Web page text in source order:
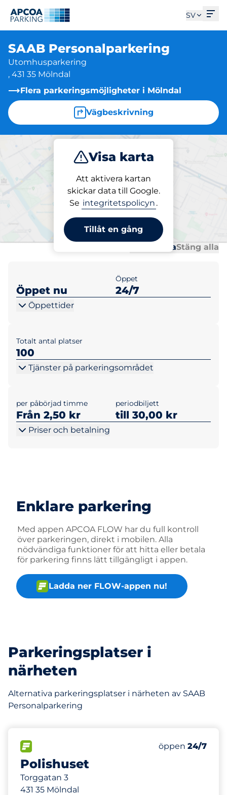
SV
SAAB Personalparkering
Utomhusparkering
, 431 35 Mölndal
Flera parkeringsmöjligheter i Mölndal
Vägbeskrivning
Visa karta
Att aktivera kartan
skickar data till Google.
Se integritetspolicyn .
Tillåt en gång
Parkera
Parkering på plats
SAAB Personalparkering
Öppna allaStäng alla
Öppet nu
Öppet
24/7
Öppettider
Totalt antal platser
100
Tjänster på parkeringsområdet
per påbörjad timme
Från 2,50 kr
periodbiljett
till 30,00 kr
Priser och betalning
Enklare parkering
Med appen APCOA FLOW har du full kontroll
över parkeringen, direkt i mobilen. Alla
nödvändiga funktioner för att hitta eller betala
för parkering finns lätt tillgängligt i appen.
Ladda ner FLOW-appen nu!
Parkeringsplatser i
närheten
Alternativa parkeringsplatser i närheten av SAAB
Personalparkering
Polishuset
Torggatan 3
431 35 Mölndal
Antal
Totalt antal
Lördag
öppen 24/7
417 m